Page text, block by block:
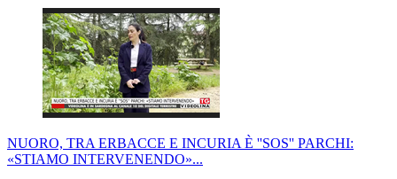
NUORO, TRA ERBACCE E INCURIA È ''SOS'' PARCHI:
«STIAMO INTERVENENDO»...